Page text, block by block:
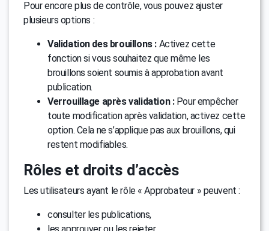
Pour encore plus de contrôle, vous pouvez ajuster
plusieurs options :
Validation des brouillons :Activez cette
fonction si vous souhaitez que même les
brouillons soient soumis à approbation avant
publication.
Verrouillage après validation :Pour empêcher
toute modification après validation, activez cette
option. Cela ne s’applique pas aux brouillons, qui
restent modifiables.
Rôles et droits d’accès
Les utilisateurs ayant le rôle « Approbateur » peuvent :
consulter les publications,